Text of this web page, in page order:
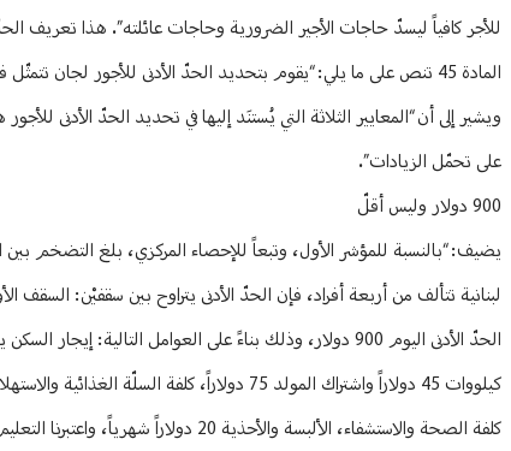
للأجر كافياً ليسدّ حاجات الأجير الضرورية وحاجات عائلته”. هذا تعريف
المادة 45 تنص على ما يلي: “يقوم بتحديد الحدّ الأدنى للأجور لجان تتمثّل فيها وزارة العمل وأرباب العمل والأجراء. ويُعاد الحدّ الأدنى للأجور كلما دعت الظروف الاقتصادية لذلك”.
ويشير إلى أن “المعايير الثلاثة التي يُستنَد إليها في تحديد الحدّ
على تحمّل الزيادات”.
900 دولار وليس أقلّ